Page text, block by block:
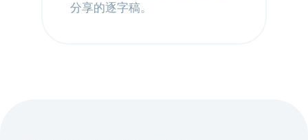
分享的逐字稿。